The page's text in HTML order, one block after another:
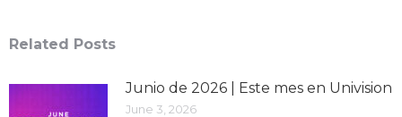
Related Posts
Junio ​​de 2026 | Este mes en Univision
June 3, 2026